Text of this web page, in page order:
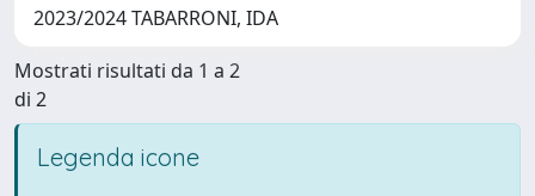
2023/2024 TABARRONI, IDA
Mostrati risultati da 1 a 2
di 2
Legenda icone